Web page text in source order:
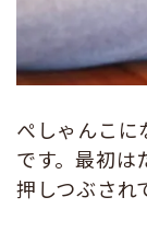
ぺしゃんこに
です。最初は
押しつぶされ